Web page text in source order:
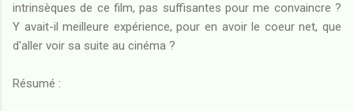
intrinsèques de ce film, pas suffisantes pour me convaincre ?
Y avait-il meilleure expérience, pour en avoir le coeur net, que
d'aller voir sa suite au cinéma ?
Résumé :